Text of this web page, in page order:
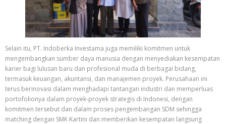
Selain itu, PT. Indoberka Investama juga memiliki komitmen untuk
mengembangkan sumber daya manusia dengan menyediakan kesempatan
karier bagi lulusan baru dan profesional muda di berbagai bidang,
termasuk keuangan, akuntansi, dan manajemen proyek. Perusahaan ini
terus berinovasi dalam menghadapi tantangan industri dan memperluas
portofolionya dalam proyek-proyek strategis di Indonesi, dengan
komitmen tersebut dan dalam proses pengembangan SDM sehingga
matching dengan SMK Kartini dan memberikan kesempatan langsung